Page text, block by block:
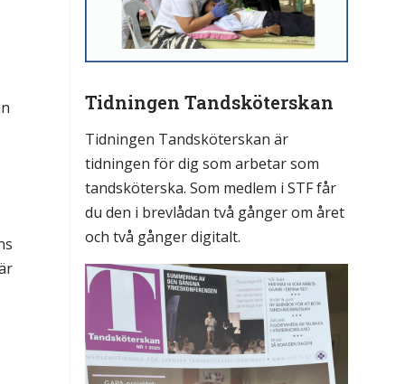
Tidningen Tandsköterskan
Tidningen Tandsköterskan är
tidningen för dig som arbetar som
tandsköterska. Som medlem i STF får
du den i brevlådan två gånger om året
och två gånger digitalt.